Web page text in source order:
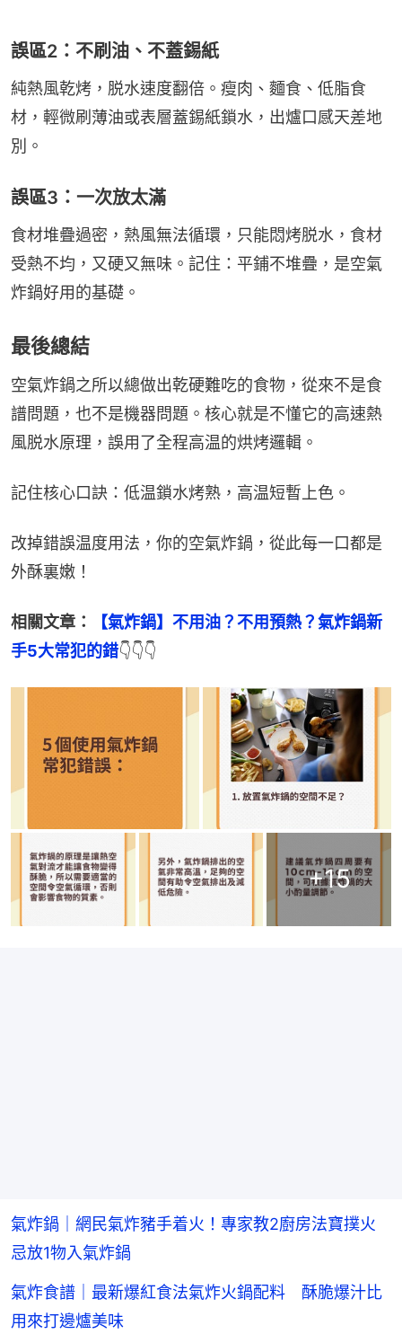
誤區2：不刷油、不蓋錫紙
純熱風乾烤，脱水速度翻倍。瘦肉、麵食、低脂食
材，輕微刷薄油或表層蓋錫紙鎖水，出爐口感天差地
別。
誤區3：一次放太滿
食材堆疊過密，熱風無法循環，只能悶烤脱水，食材
受熱不均，又硬又無味。記住：平鋪不堆疊，是空氣
炸鍋好用的基礎。
最後總結
空氣炸鍋之所以總做出乾硬難吃的食物，從來不是食
譜問題，也不是機器問題。核心就是不懂它的高速熱
風脱水原理，誤用了全程高温的烘烤邏輯。
記住核心口訣：低温鎖水烤熟，高温短暫上色。
改掉錯誤温度用法，你的空氣炸鍋，從此每一口都是
外酥裏嫩！
相關文章：
【氣炸鍋】不用油？不用預熱？氣炸鍋新
手5大常犯的錯👇👇👇
+15
氣炸鍋｜網民氣炸豬手着火！專家教2廚房法寶撲火
忌放1物入氣炸鍋
氣炸食譜｜最新爆紅食法氣炸火鍋配料 酥脆爆汁比
用來打邊爐美味